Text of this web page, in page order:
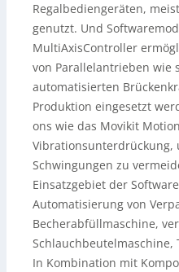
Regalbediengeräten,
genutzt. Und
MultiAxisController
von Parallelantrieben wie
automatisierten
Produktion eingesetzt
ons wie das Movikit
Vibrationsunterdrückung,
Schwingungen zu
Einsatzgebiet der
Automatisierung von
Becherabfüllmaschine,
Schlauchbeutelmaschine,
In Kombination mit